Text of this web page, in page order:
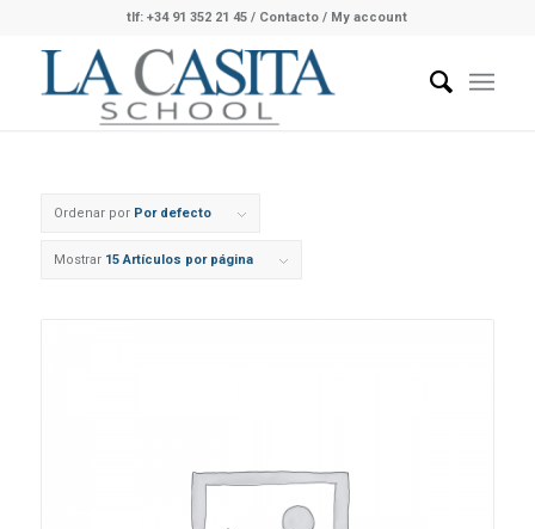
tlf: +34 91 352 21 45 / Contacto/ My account
Ordenar por Por defecto
Mostrar 15 Artículos por página